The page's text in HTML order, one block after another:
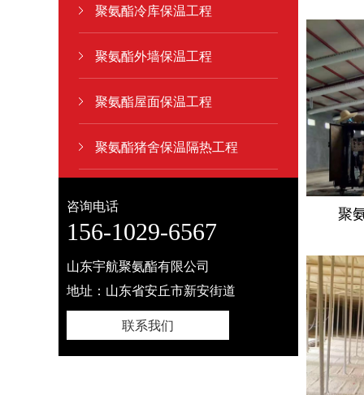
聚氨酯冷库保温工程
聚氨酯外墙保温工程
聚氨酯屋面保温工程
聚氨酯猪舍保温隔热工程
咨询电话
156-1029-6567
山东宇航聚氨酯有限公司
地址：山东省安丘市新安街道
联系我们
聚